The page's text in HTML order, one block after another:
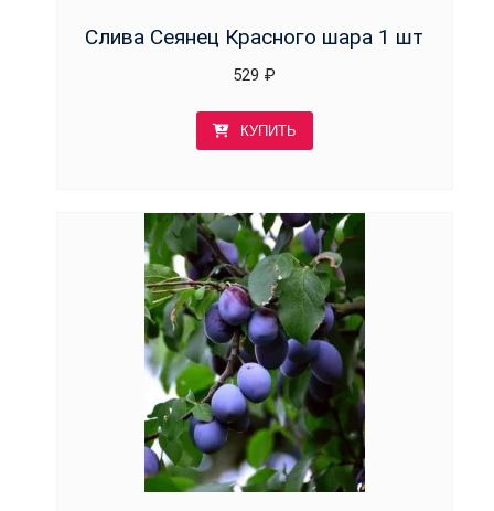
Слива Сеянец Красного шара 1 шт
529 ₽
КУПИТЬ